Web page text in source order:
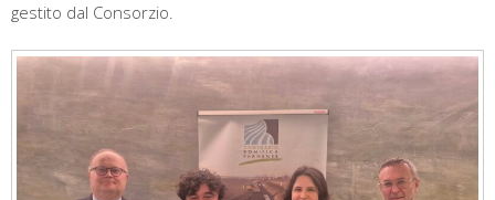
gestito dal Consorzio.